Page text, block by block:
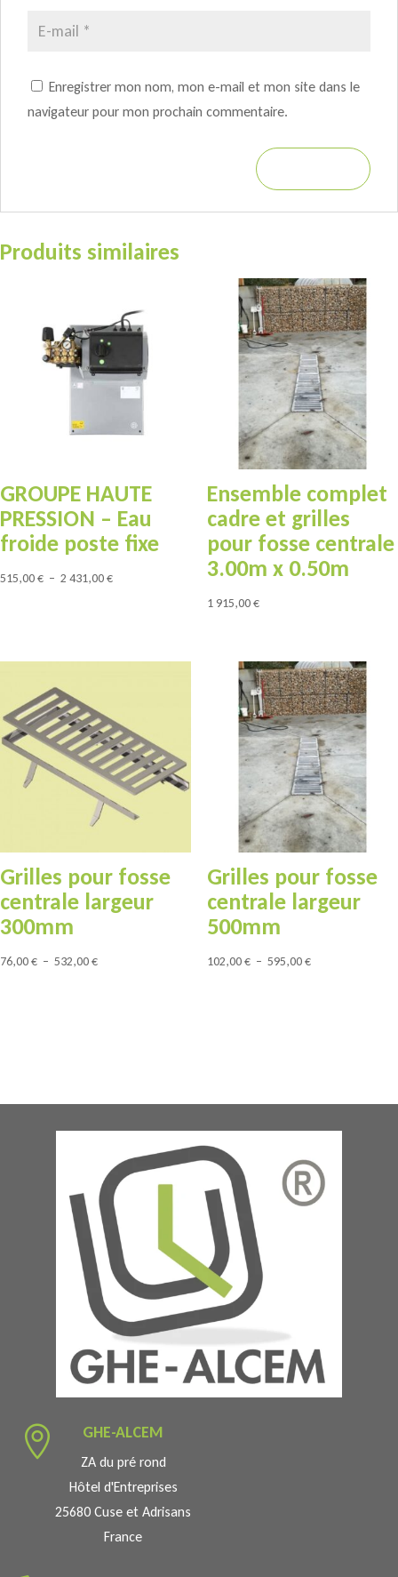
Enregistrer mon nom, mon e-mail et mon site dans le
navigateur pour mon prochain commentaire.
Produits similaires
GROUPE HAUTE
PRESSION – Eau
froide poste fixe
515,00€ – 2 431,00€Plage
431,00 €
Ensemble complet
cadre et grilles
pour fosse centrale
3.00m x 0.50m
1 915,00€
Grilles pour fosse
centrale largeur
300mm
76,00€ – 532,00€Plage
Grilles pour fosse
centrale largeur
500mm
102,00€ – 595,00€Plage
 GHE-ALCEM
ZA du pré rond
Hôtel d'Entreprises
25680 Cuse et Adrisans
France